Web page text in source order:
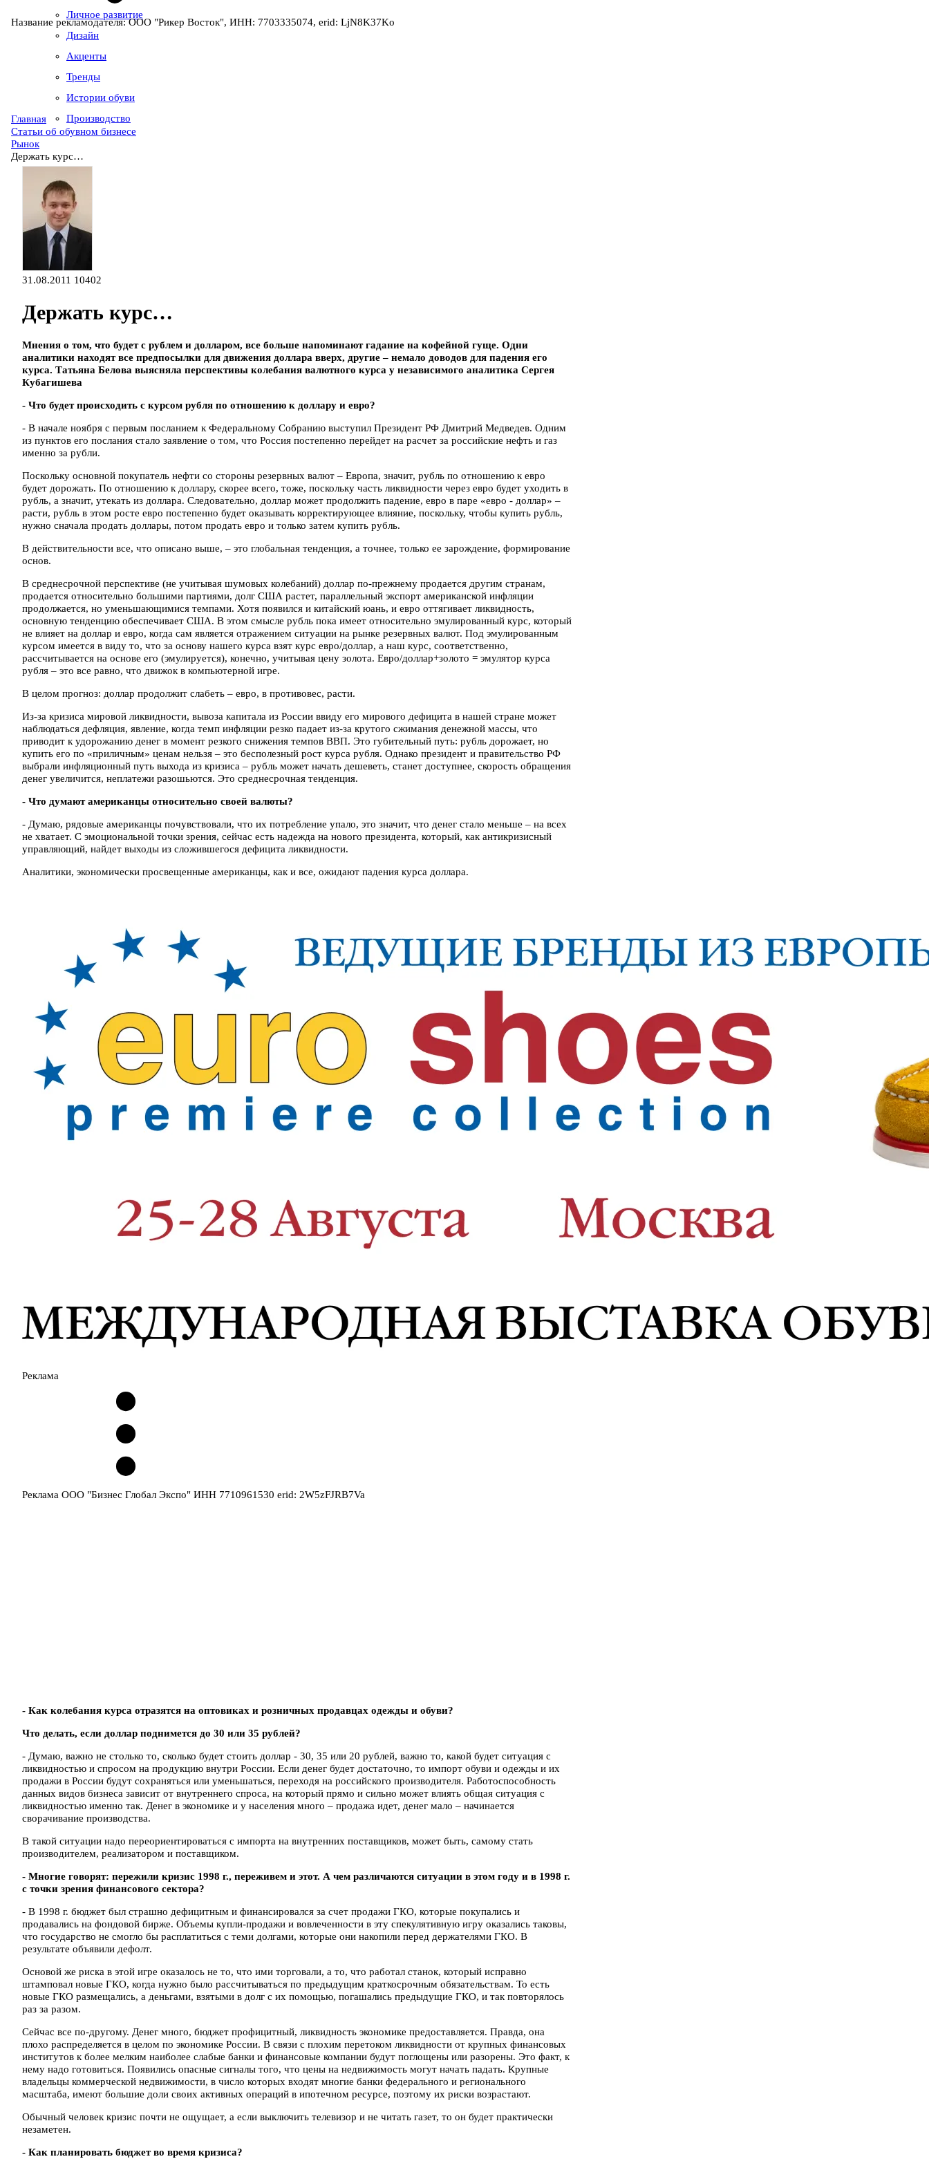
Личное развитие
Дизайн
Акценты
Тренды
Истории обуви
Производство
Название рекламодателя: ООО "Рикер Восток", ИНН: 7703335074, erid: LjN8K37Ko
Главная
Статьи об обувном бизнесе
Рынок
Держать курс…
31.08.2011 10402
Держать курс…
Мнения о том, что будет с рублем и долларом, все больше напоминают гадание на кофейной гуще. Одни
аналитики находят все предпосылки для движения доллара вверх, другие – немало доводов для падения его
курса. Татьяна Белова выясняла перспективы колебания валютного курса у независимого аналитика Сергея
Кубагишева
- Что будет происходить с курсом рубля по отношению к доллару и евро?
- В начале ноября с первым посланием к Федеральному Собранию выступил Президент РФ Дмитрий Медведев. Одним
из пунктов его послания стало заявление о том, что Россия постепенно перейдет на расчет за российские нефть и газ
именно за рубли.
Поскольку основной покупатель нефти со стороны резервных валют – Европа, значит, рубль по отношению к евро
будет дорожать. По отношению к доллару, скорее всего, тоже, поскольку часть ликвидности через евро будет уходить в
рубль, а значит, утекать из доллара. Следовательно, доллар может продолжить падение, евро в паре «евро - доллар» –
расти, рубль в этом росте евро постепенно будет оказывать корректирующее влияние, поскольку, чтобы купить рубль,
нужно сначала продать доллары, потом продать евро и только затем купить рубль.
В действительности все, что описано выше, – это глобальная тенденция, а точнее, только ее зарождение, формирование
основ.
В среднесрочной перспективе (не учитывая шумовых колебаний) доллар по-прежнему продается другим странам,
продается относительно большими партиями, долг США растет, параллельный экспорт американской инфляции
продолжается, но уменьшающимися темпами. Хотя появился и китайский юань, и евро оттягивает ликвидность,
основную тенденцию обеспечивает США. В этом смысле рубль пока имеет относительно эмулированный курс, который
не влияет на доллар и евро, когда сам является отражением ситуации на рынке резервных валют. Под эмулированным
курсом имеется в виду то, что за основу нашего курса взят курс евро/доллар, а наш курс, соответственно,
рассчитывается на основе его (эмулируется), конечно, учитывая цену золота. Евро/доллар+золото = эмулятор курса
рубля – это все равно, что движок в компьютерной игре.
В целом прогноз: доллар продолжит слабеть – евро, в противовес, расти.
Из-за кризиса мировой ликвидности, вывоза капитала из России ввиду его мирового дефицита в нашей стране может
наблюдаться дефляция, явление, когда темп инфляции резко падает из-за крутого сжимания денежной массы, что
приводит к удорожанию денег в момент резкого снижения темпов ВВП. Это губительный путь: рубль дорожает, но
купить его по «приличным» ценам нельзя – это бесполезный рост курса рубля. Однако президент и правительство РФ
выбрали инфляционный путь выхода из кризиса – рубль может начать дешеветь, станет доступнее, скорость обращения
денег увеличится, неплатежи разошьются. Это среднесрочная тенденция.
- Что думают американцы относительно своей валюты?
- Думаю, рядовые американцы почувствовали, что их потребление упало, это значит, что денег стало меньше – на всех
не хватает. С эмоциональной точки зрения, сейчас есть надежда на нового президента, который, как антикризисный
управляющий, найдет выходы из сложившегося дефицита ликвидности.
Аналитики, экономически просвещенные американцы, как и все, ожидают падения курса доллара.
Реклама
Реклама ООО "Бизнес Глобал Экспо" ИНН 7710961530 erid: 2W5zFJRB7Va
- Как колебания курса отразятся на оптовиках и розничных продавцах одежды и обуви?
Что делать, если доллар поднимется до 30 или 35 рублей?
- Думаю, важно не столько то, сколько будет стоить доллар - 30, 35 или 20 рублей, важно то, какой будет ситуация с
ликвидностью и спросом на продукцию внутри России. Если денег будет достаточно, то импорт обуви и одежды и их
продажи в России будут сохраняться или уменьшаться, переходя на российского производителя. Работоспособность
данных видов бизнеса зависит от внутреннего спроса, на который прямо и сильно может влиять общая ситуация с
ликвидностью именно так. Денег в экономике и у населения много – продажа идет, денег мало – начинается
сворачивание производства.
В такой ситуации надо переориентироваться с импорта на внутренних поставщиков, может быть, самому стать
производителем, реализатором и поставщиком.
- Многие говорят: пережили кризис 1998 г., переживем и этот. А чем различаются ситуации в этом году и в 1998 г.
с точки зрения финансового сектора?
- В 1998 г. бюджет был страшно дефицитным и финансировался за счет продажи ГКО, которые покупались и
продавались на фондовой бирже. Объемы купли-продажи и вовлеченности в эту спекулятивную игру оказались таковы,
что государство не смогло бы расплатиться с теми долгами, которые они накопили перед держателями ГКО. В
результате объявили дефолт.
Основой же риска в этой игре оказалось не то, что ими торговали, а то, что работал станок, который исправно
штамповал новые ГКО, когда нужно было рассчитываться по предыдущим краткосрочным обязательствам. То есть
новые ГКО размещались, а деньгами, взятыми в долг с их помощью, погашались предыдущие ГКО, и так повторялось
раз за разом.
Сейчас все по-другому. Денег много, бюджет профицитный, ликвидность экономике предоставляется. Правда, она
плохо распределяется в целом по экономике России. В связи с плохим перетоком ликвидности от крупных финансовых
институтов к более мелким наиболее слабые банки и финансовые компании будут поглощены или разорены. Это факт, к
нему надо готовиться. Появились опасные сигналы того, что цены на недвижимость могут начать падать. Крупные
владельцы коммерческой недвижимости, в число которых входят многие банки федерального и регионального
масштаба, имеют большие доли своих активных операций в ипотечном ресурсе, поэтому их риски возрастают.
Обычный человек кризис почти не ощущает, а если выключить телевизор и не читать газет, то он будет практически
незаметен.
- Как планировать бюджет во время кризиса?